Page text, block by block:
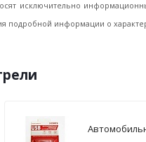
исключительно
подробной информации о